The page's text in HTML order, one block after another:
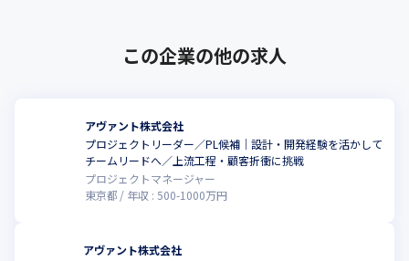
この企業の他の求人
アヴァント株式会社
プロジェクトリーダー／PL候補｜設計・開発経験を活かして
チームリードへ／上流工程・顧客折衝に挑戦
プロジェクトマネージャー
東京都
年収 : 500-1000万円
アヴァント株式会社